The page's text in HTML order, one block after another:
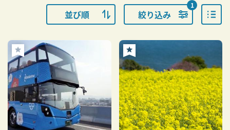
並び順 絞り込み
1